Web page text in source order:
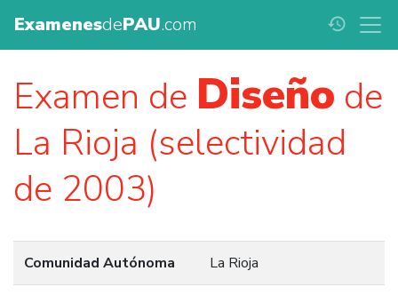
ExamenesdePAU.com history
Examen de Diseño de
La Rioja (selectividad
de 2003)
Comunidad Autónoma La Rioja